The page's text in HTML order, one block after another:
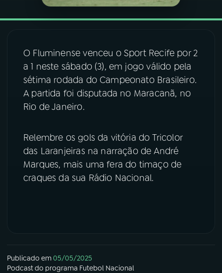
06VIDEOCASTS
07ÚLTIMAS
FESTIVAL DE MÚSICA
YouTube Facebook
Instagram X
O Fluminense venceu o Sport Recife por 2
a 1 neste sábado (3), em jogo válido pela
sétima rodada do Campeonato Brasileiro.
A partida foi disputada no Maracanã, no
Rio de Janeiro.
Relembre os gols da vitória do Tricolor
das Laranjeiras na narração de André
Marques, mais uma fera do timaço de
craques da sua Rádio Nacional.
Publicado em05/05/2025
Podcastdo programa Futebol Nacional